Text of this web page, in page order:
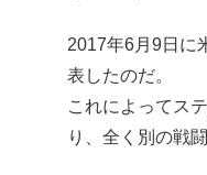
2017年6月9日に
表したのだ。
これによってス
り、全く別の戦